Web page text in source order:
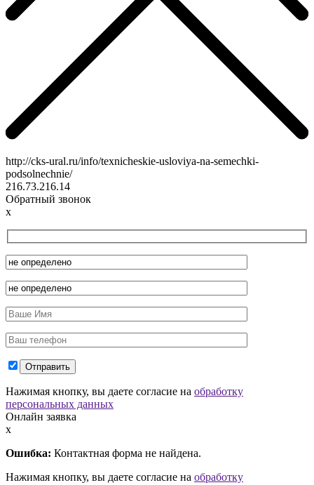
http://cks-ural.ru/info/texnicheskie-usloviya-na-semechki-
podsolnechnie/
216.73.216.14
Обратный звонок
x
Нажимая кнопку, вы даете согласие на обработку
персональных данных
Онлайн заявка
x
Ошибка: Контактная форма не найдена.
Нажимая кнопку, вы даете согласие на обработку